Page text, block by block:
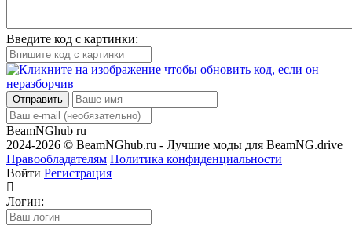
Введите код с картинки:
Отправить
BeamNGhub ru
2024-2026 © BeamNGhub.ru - Лучшие моды для BeamNG.drive
Правообладателям Политика конфиденциальности
Войти Регистрация
Логин: